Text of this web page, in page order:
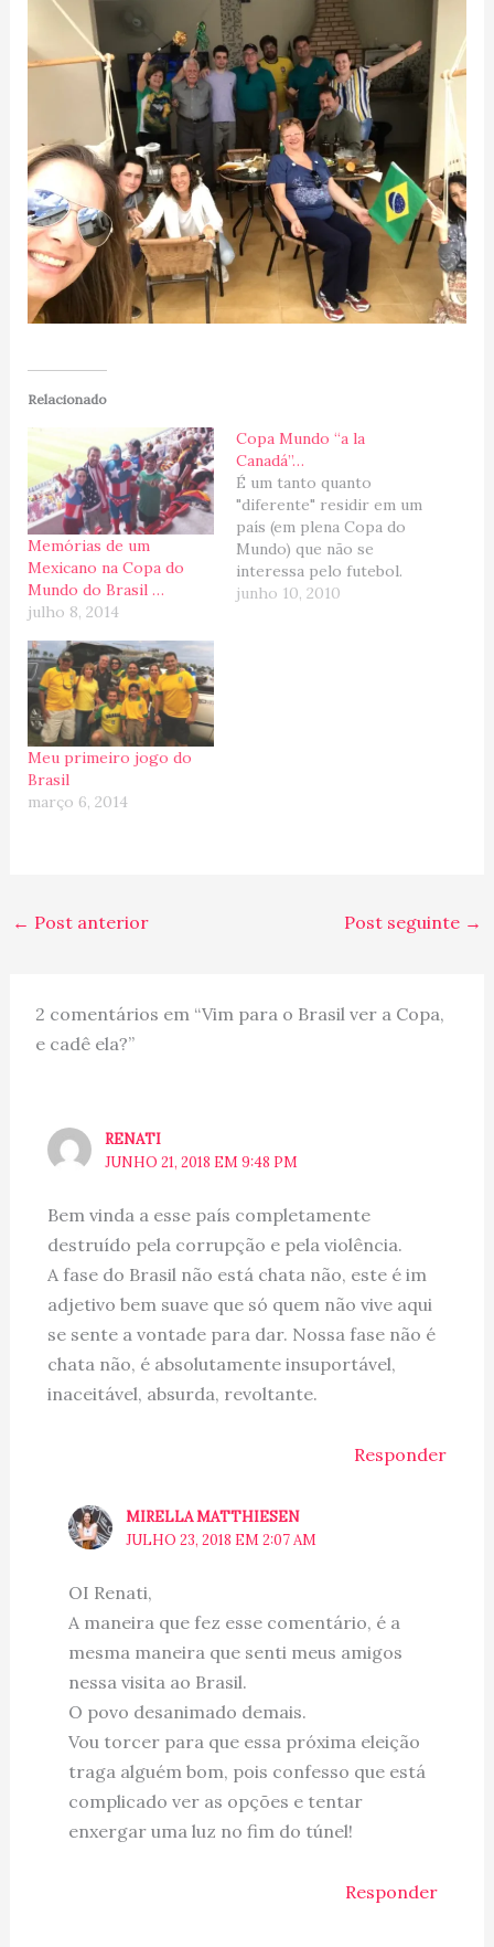
Relacionado
Memórias de um
Mexicano na Copa do
Mundo do Brasil …
julho 8, 2014
Copa Mundo “a la
Canadá”…
É um tanto quanto
"diferente" residir em um
país (em plena Copa do
Mundo) que não se
interessa pelo futebol.
Ok, ok, ok... não é bem
junho 10, 2010
Meu primeiro jogo do
Brasil
março 6, 2014
← Post anterior Post seguinte →
2 comentários em “Vim para o Brasil ver a Copa,
e cadê ela?”
RENATI
JUNHO 21, 2018 EM 9:48 PM
Bem vinda a esse país completamente
destruído pela corrupção e pela violência.
A fase do Brasil não está chata não, este é im
adjetivo bem suave que só quem não vive aqui
se sente a vontade para dar. Nossa fase não é
chata não, é absolutamente insuportável,
inaceitável, absurda, revoltante.
Responder
MIRELLA MATTHIESEN
JULHO 23, 2018 EM 2:07 AM
OI Renati,
A maneira que fez esse comentário, é a
mesma maneira que senti meus amigos
nessa visita ao Brasil.
O povo desanimado demais.
Vou torcer para que essa próxima eleição
traga alguém bom, pois confesso que está
complicado ver as opções e tentar
enxergar uma luz no fim do túnel!
Responder